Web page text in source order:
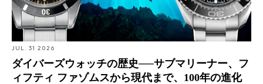
1881
JUL. 31 2026
ダイバーズウォッチの歴史──サブマリーナー、フ
ィフティ ファゾムスから現代まで、100年の進化